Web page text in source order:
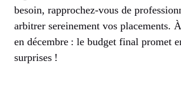
besoin, rapprochez-vous de
arbitrer sereinement vos placements.
en décembre : le budget final promet
surprises !